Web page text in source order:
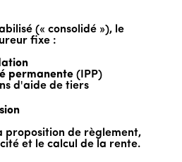
(« consolidé »), le
fixe :
permanente (IPP)
d'aide de tiers
proposition de règlement,
et le calcul de la rente.